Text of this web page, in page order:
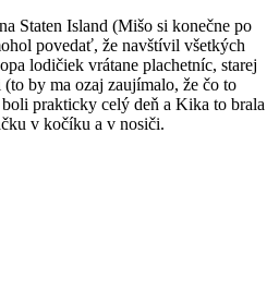
Staten Island (Mišo si konečne po
povedať, že navštívil všetkých
lodičiek vrátane plachetníc, starej
by ma ozaj zaujímalo, že čo to
prakticky celý deň a Kika to brala
v kočíku a v nosiči.